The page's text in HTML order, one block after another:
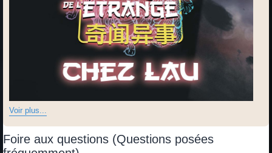
Voir plus...
Foire aux questions (Questions posées